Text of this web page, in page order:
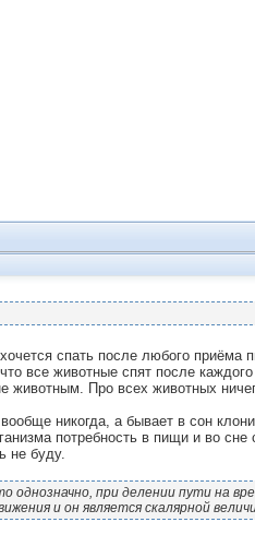
спать после любого приёма
все животные спят после
животным. Про всех животных
никогда, а бывает в сон
потребность в пищи и во сне
не буду.
при делении пути на
и он является скалярной